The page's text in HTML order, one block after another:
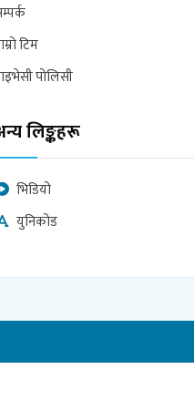
टिम
पोलिसी
लिङ्कहरू
भिडियो
युनिकोड